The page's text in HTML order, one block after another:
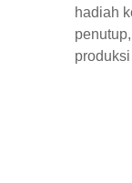
hadiah